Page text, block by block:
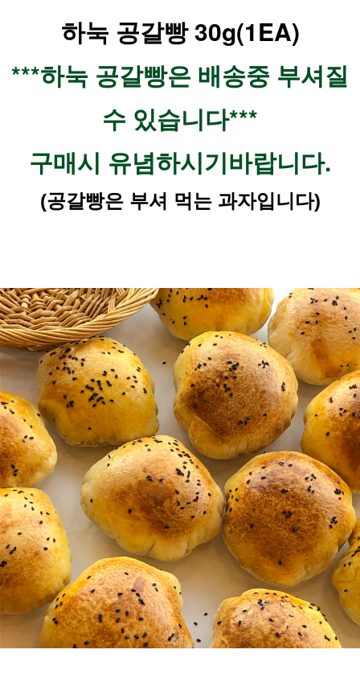
하눅 공갈빵 30g(1EA)
***하눅 공갈빵은 배송중 부셔질
수 있습니다***
구매시 유념하시기바랍니다.
(공갈빵은 부셔 먹는 과자입니다)